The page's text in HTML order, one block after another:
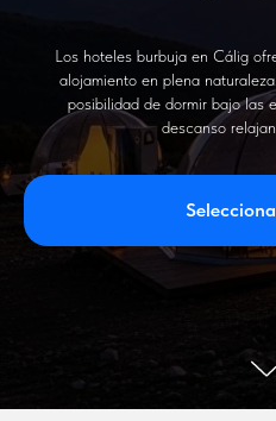
Los hoteles burbuja en Cálig
alojamiento en plena
posibilidad de dormir bajo las
descanso